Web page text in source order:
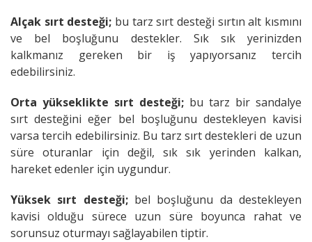
Alçak sırt desteği; bu tarz sırt desteği sırtın alt kısmını
ve bel boşluğunu destekler. Sık sık yerinizden
kalkmanız gereken bir iş yapıyorsanız tercih
edebilirsiniz.
Orta yükseklikte sırt desteği; bu tarz bir sandalye
sırt desteğini eğer bel boşluğunu destekleyen kavisi
varsa tercih edebilirsiniz. Bu tarz sırt destekleri de uzun
süre oturanlar için değil, sık sık yerinden kalkan,
hareket edenler için uygundur.
Yüksek sırt desteği; bel boşluğunu da destekleyen
kavisi olduğu sürece uzun süre boyunca rahat ve
sorunsuz oturmayı sağlayabilen tiptir.